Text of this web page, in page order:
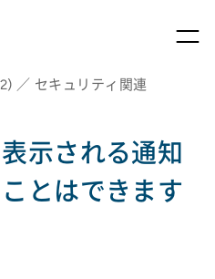
／ セキュリティ関連
示される通知
とはできます